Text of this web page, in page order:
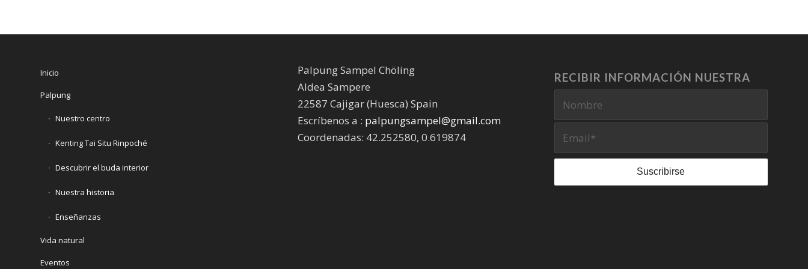
Inicio
Palpung
Nuestro centro
Kenting Tai Situ Rinpoché
Descubrir el buda interior
Nuestra historia
Enseñanzas
Vida natural
Eventos
Palpung Sampel Chöling
Aldea Sampere
22587 Cajigar (Huesca) Spain
Escríbenos a : palpungsampel@gmail.com
Coordenadas: 42.252580, 0.619874
RECIBIR INFORMACIÓN NUESTRA